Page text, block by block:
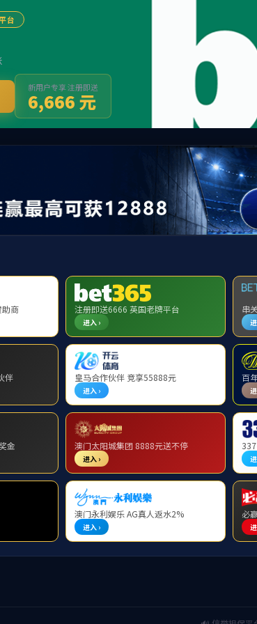
yl34511线路
首页
应用平台
当前位置: 首页 >> 法规制度 地方文件
关于印发济
关于印发济南市城市基础设施配套
济政发【2018】33号关于